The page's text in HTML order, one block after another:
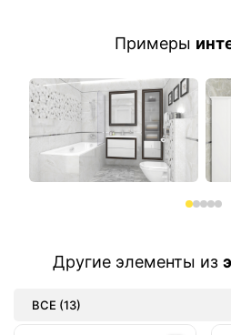
Примеры
Другие элементы из
ВСЕ (13)